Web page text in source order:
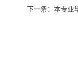
下一条： 本专业